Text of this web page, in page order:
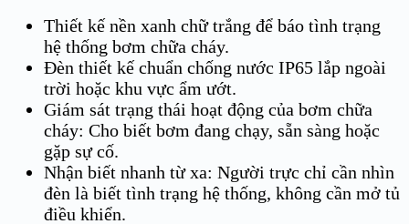
Thiết kế nền xanh chữ trắng để báo tình trạng
hệ thống bơm chữa cháy.
Đèn thiết kế chuẩn chống nước IP65 lắp ngoài
trời hoặc khu vực ẩm ướt.
Giám sát trạng thái hoạt động của bơm chữa
cháy: Cho biết bơm đang chạy, sẵn sàng hoặc
gặp sự cố.
Nhận biết nhanh từ xa: Người trực chỉ cần nhìn
đèn là biết tình trạng hệ thống, không cần mở tủ
điều khiển.